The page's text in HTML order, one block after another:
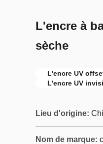
L'encre à
sèche
L'encre UV
L'encre UV
Lieu d'origine:
Nom de marque: